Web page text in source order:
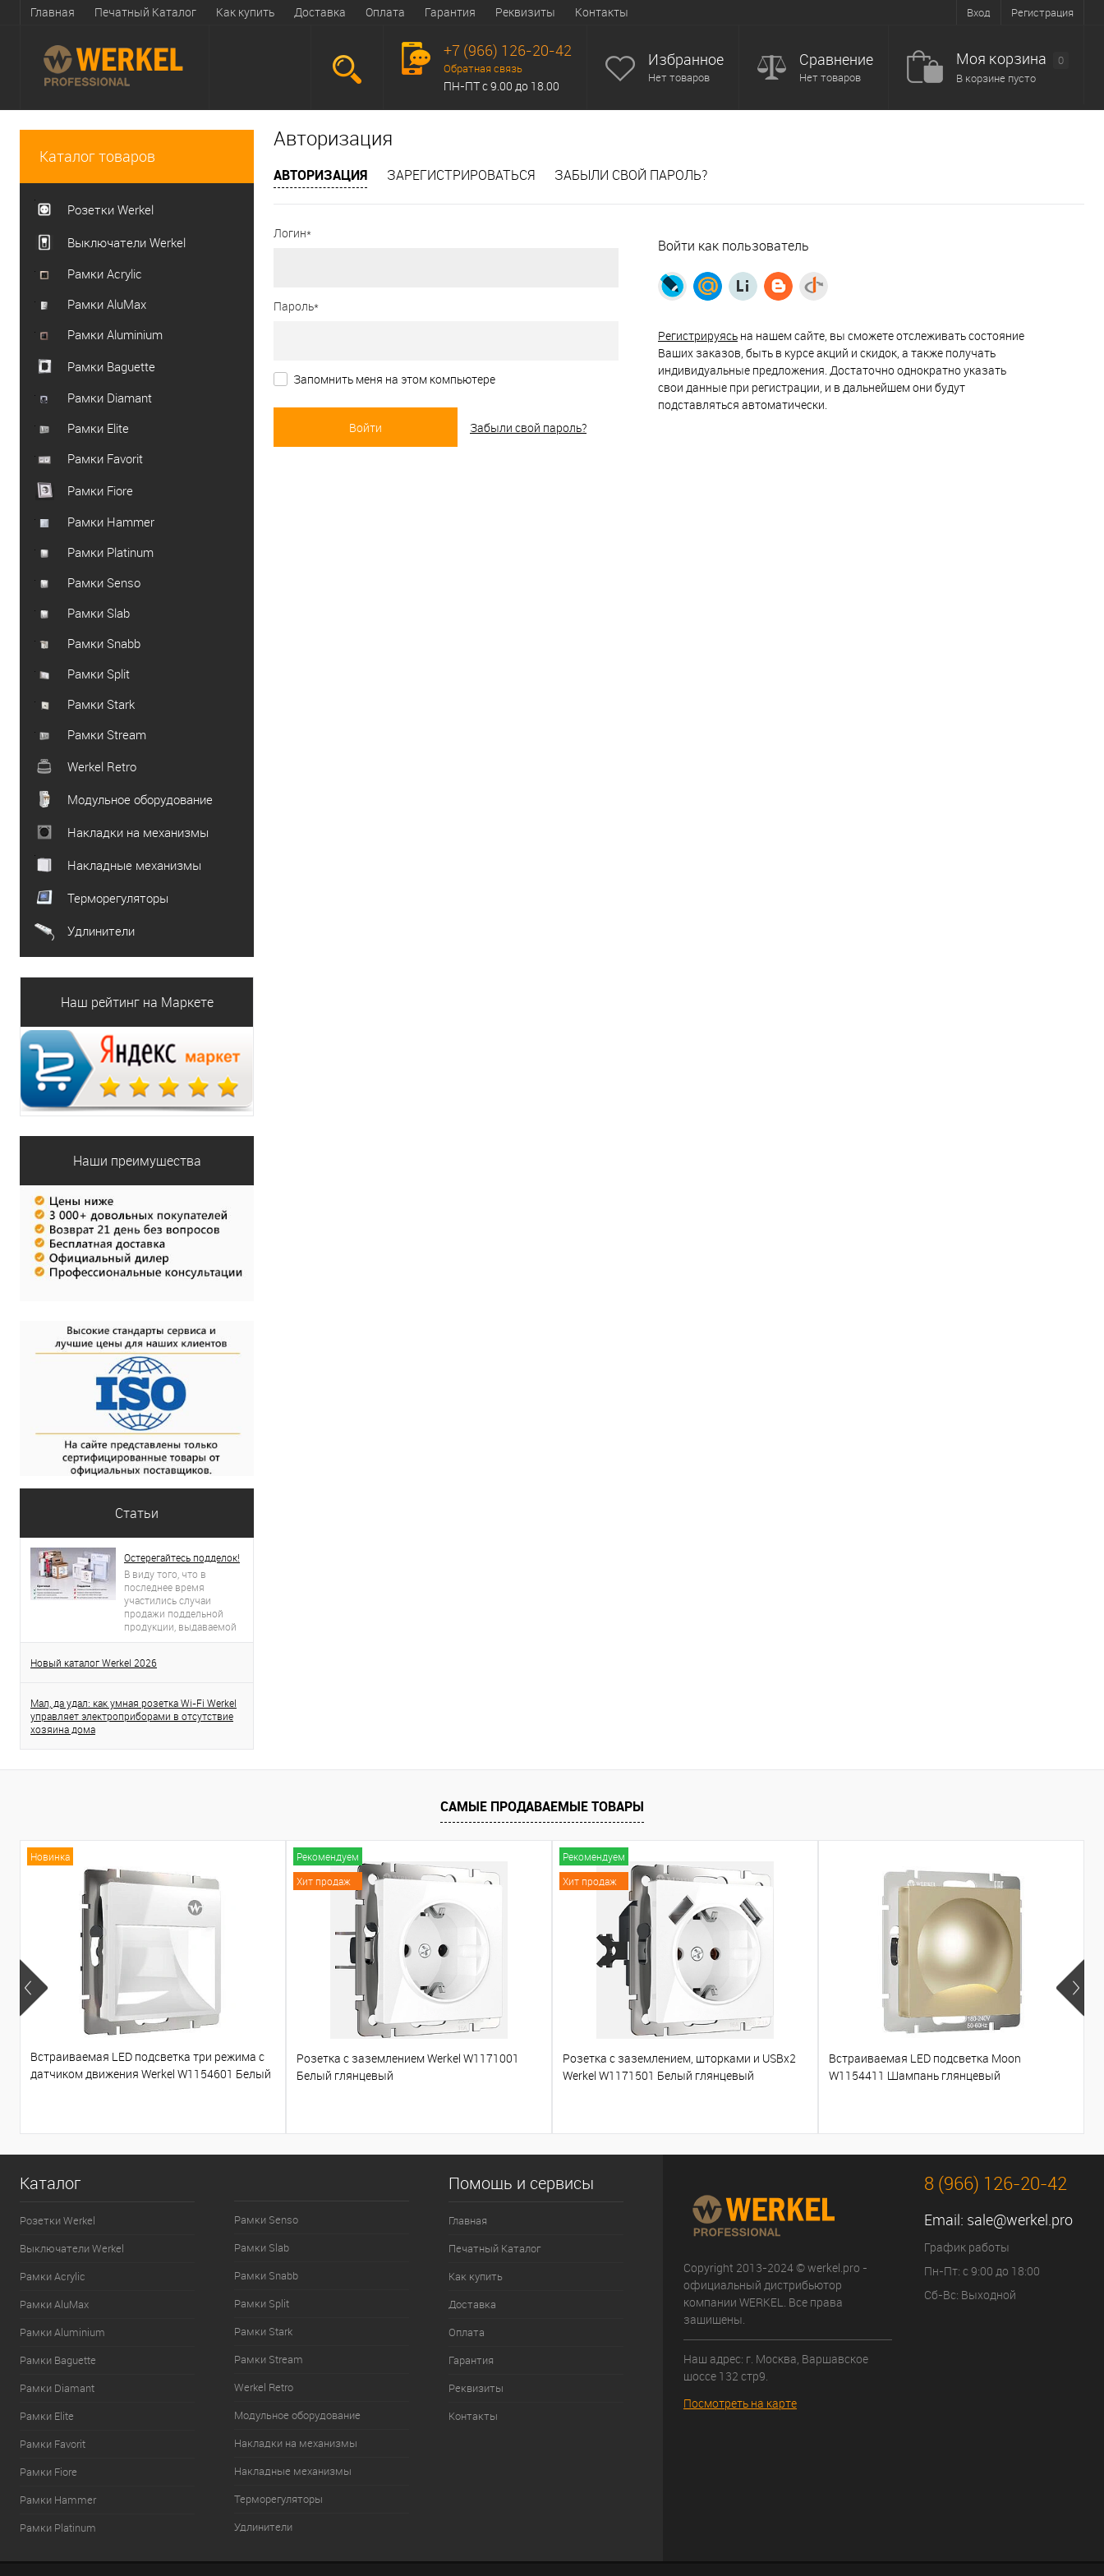
Вход Регистрация
Главная Печатный Каталог Как купить Доставка Оплата Гарантия Реквизиты Контакты
+7 (966) 126-20-42
Обратная связь
ПН-ПТ с 9.00 до 18.00
Избранное
Нет товаров
Сравнение
Нет товаров
Моя корзина
0
В корзине пусто
Каталог товаров
Розетки Werkel
Выключатели Werkel
Рамки Acrylic
Рамки AluMax
Рамки Aluminium
Рамки Baguette
Рамки Diamant
Рамки Elite
Рамки Favorit
Рамки Fiore
Рамки Hammer
Рамки Platinum
Рамки Senso
Рамки Slab
Рамки Snabb
Рамки Split
Рамки Stark
Рамки Stream
Werkel Retro
Модульное оборудование
Накладки на механизмы
Накладные механизмы
Терморегуляторы
Удлинители
Наш рейтинг на Маркете
Наши преимущества
Статьи
Остерегайтесь подделок!
В виду того, что в
последнее время
участились случаи
продажи поддельной
продукции, выдаваемой
за продукцию торговой
проявлять бдительность.
оригинальность
приобретенного товара.
Новый каталог Werkel 2026
Мал, да удал: как умная розетка Wi-Fi Werkel
управляет электроприборами в отсутствие
хозяина дома
Авторизация
АВТОРИЗАЦИЯ ЗАРЕГИСТРИРОВАТЬСЯ ЗАБЫЛИ СВОЙ ПАРОЛЬ?
Логин*
Пароль*
Запомнить меня на этом компьютере
Забыли свой пароль?
Войти как пользователь
Регистрируясь на нашем сайте, вы сможете отслеживать состояние
Ваших заказов, быть в курсе акций и скидок, а также получать
индивидуальные предложения. Достаточно однократно указать
свои данные при регистрации, и в дальнейшем они будут
подставляться автоматически.
САМЫЕ ПРОДАВАЕМЫЕ ТОВАРЫ
Новинка
Встраиваемая LED подсветка три режима с
датчиком движения Werkel W1154601 Белый
Рекомендуем
Хит продаж
Розетка с заземлением Werkel W1171001
Белый глянцевый
Рекомендуем
Хит продаж
Розетка с заземлением, шторками и USBх2
Werkel W1171501 Белый глянцевый
Встраиваемая LED подсветка Moon
W1154411 Шампань глянцевый
Каталог
Розетки Werkel
Выключатели Werkel
Рамки Acrylic
Рамки AluMax
Рамки Aluminium
Рамки Baguette
Рамки Diamant
Рамки Elite
Рамки Favorit
Рамки Fiore
Рамки Hammer
Рамки Platinum
Рамки Senso
Рамки Slab
Рамки Snabb
Рамки Split
Рамки Stark
Рамки Stream
Werkel Retro
Модульное оборудование
Накладки на механизмы
Накладные механизмы
Терморегуляторы
Удлинители
Помощь и сервисы
Главная
Печатный Каталог
Как купить
Доставка
Оплата
Гарантия
Реквизиты
Контакты
Copyright 2013-2024 © werkel.pro -
официальный дистрибьютор
компании WERKEL. Все права
защищены.
Наш адрес: г. Москва, Варшавское
шоссе 132 стр9.
Посмотреть на карте
8 (966) 126-20-42
Email: sale@werkel.pro
График работы
Пн-Пт: с 9:00 до 18:00
Сб-Вс: Выходной